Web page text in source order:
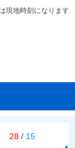
現地時刻になります
28 / 15